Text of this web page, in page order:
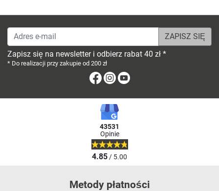
Adres e-mail
Zapisz się na newsletter i odbierz rabat 40 zł *
* Do realizacji przy zakupie od 200 zł
FacebookInstagram
43531
Opinie
4.85/ 5.00
Metody płatności